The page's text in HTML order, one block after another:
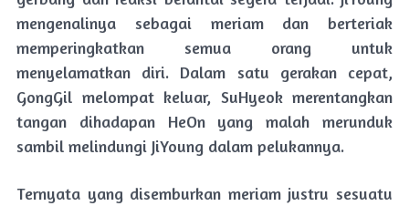
mengenalinya sebagai meriam dan berteriak
memperingkatkan semua orang untuk
menyelamatkan diri. Dalam satu gerakan cepat,
GongGil melompat keluar, SuHyeok merentangkan
tangan dihadapan HeOn yang malah merunduk
sambil melindungi JiYoung dalam pelukannya.
Ternyata yang disemburkan meriam justru sesuatu